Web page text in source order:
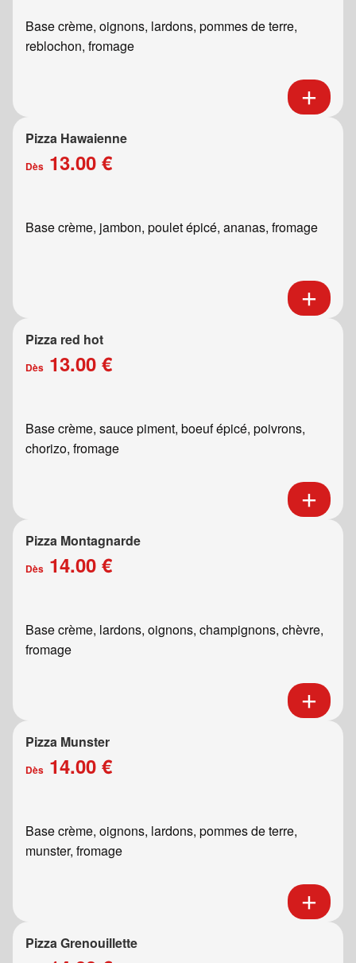
Base crème, oignons, lardons, pommes de terre,
reblochon, fromage
Pizza Hawaienne
Dès 13.00 €
Base crème, jambon, poulet épicé, ananas, fromage
Pizza red hot
Dès 13.00 €
Base crème, sauce piment, boeuf épicé, poivrons,
chorizo, fromage
Pizza Montagnarde
Dès 14.00 €
Base crème, lardons, oignons, champignons, chèvre,
fromage
Pizza Munster
Dès 14.00 €
Base crème, oignons, lardons, pommes de terre,
munster, fromage
Pizza Grenouillette